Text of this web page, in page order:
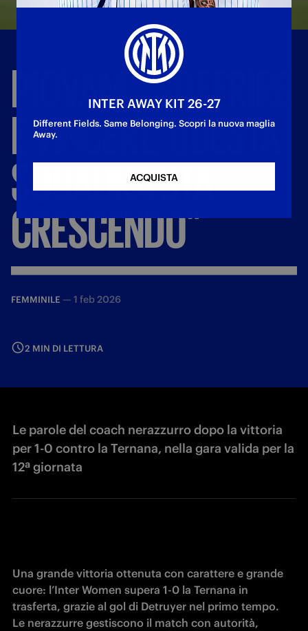
PIOVANI:"SOFFRIRE
E VINCERE,QUESTA
SQUADRASTA
CRESCENDO"
FEMMINILE — 1 feb 2026
2 MIN DI LETTURA
Le parole del coach nerazzurro dopo la vittoria
per 1-0 contro la Ternana, nella gara valida per la
12ª giornata
Una grande vittoria ottenuta con carattere e grande
cuore: l’Inter Women supera 1-0 la Ternana in
trasferta, grazie al gol di Detruyer nel primo tempo.
Le nerazzurre gestiscono il match con autorità,
INTER AWAY KIT 26-27
Different Fields. Same Belonging. Scopri la nuova maglia
Away.
ACQUISTA